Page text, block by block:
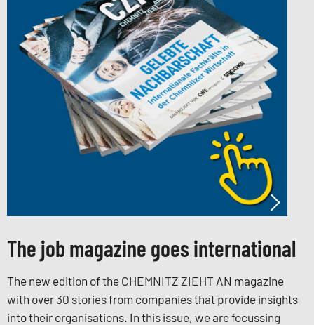
The job magazine goes international
The new edition of the CHEMNITZ ZIEHT AN magazine
with over 30 stories from companies that provide insights
into their organisations. In this issue, we are focussing